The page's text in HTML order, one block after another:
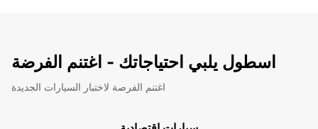
اسطول يلبي احتياجاتك - اغتنم الفرضة
اغتنم الفرصة لاختبار السيارات الجديدة